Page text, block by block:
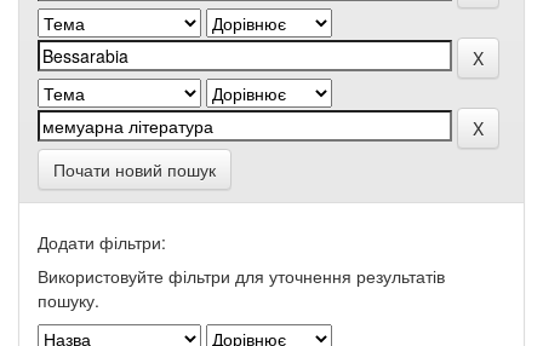
Почати новий пошук
Додати фільтри:
Використовуйте фільтри для уточнення результатів
пошуку.